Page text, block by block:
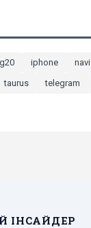
g20 iphone navi
taurus telegram
ІНСАЙДЕР